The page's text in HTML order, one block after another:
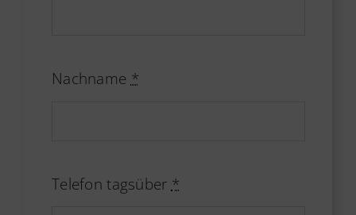
Nachname*
Telefon tagsüber *